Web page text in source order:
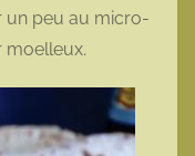
un peu au micro-
moelleux.